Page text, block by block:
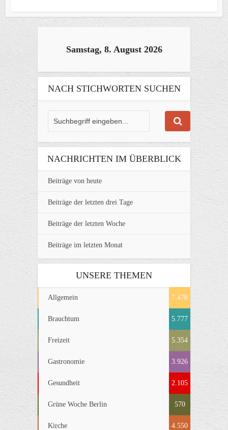
Samstag, 8. August 2026
NACH STICHWORTEN SUCHEN
NACHRICHTEN IM ÜBERBLICK
Beiträge von heute
Beiträge der letzten drei Tage
Beiträge der letzten Woche
Beiträge im letzten Monat
UNSERE THEMEN
Allgemein 7.478
Brauchtum 5.777
Freizeit 5.354
Gastronomie 3.926
Gesundheit 2.105
Grüne Woche Berlin 570
Kirche 4.550